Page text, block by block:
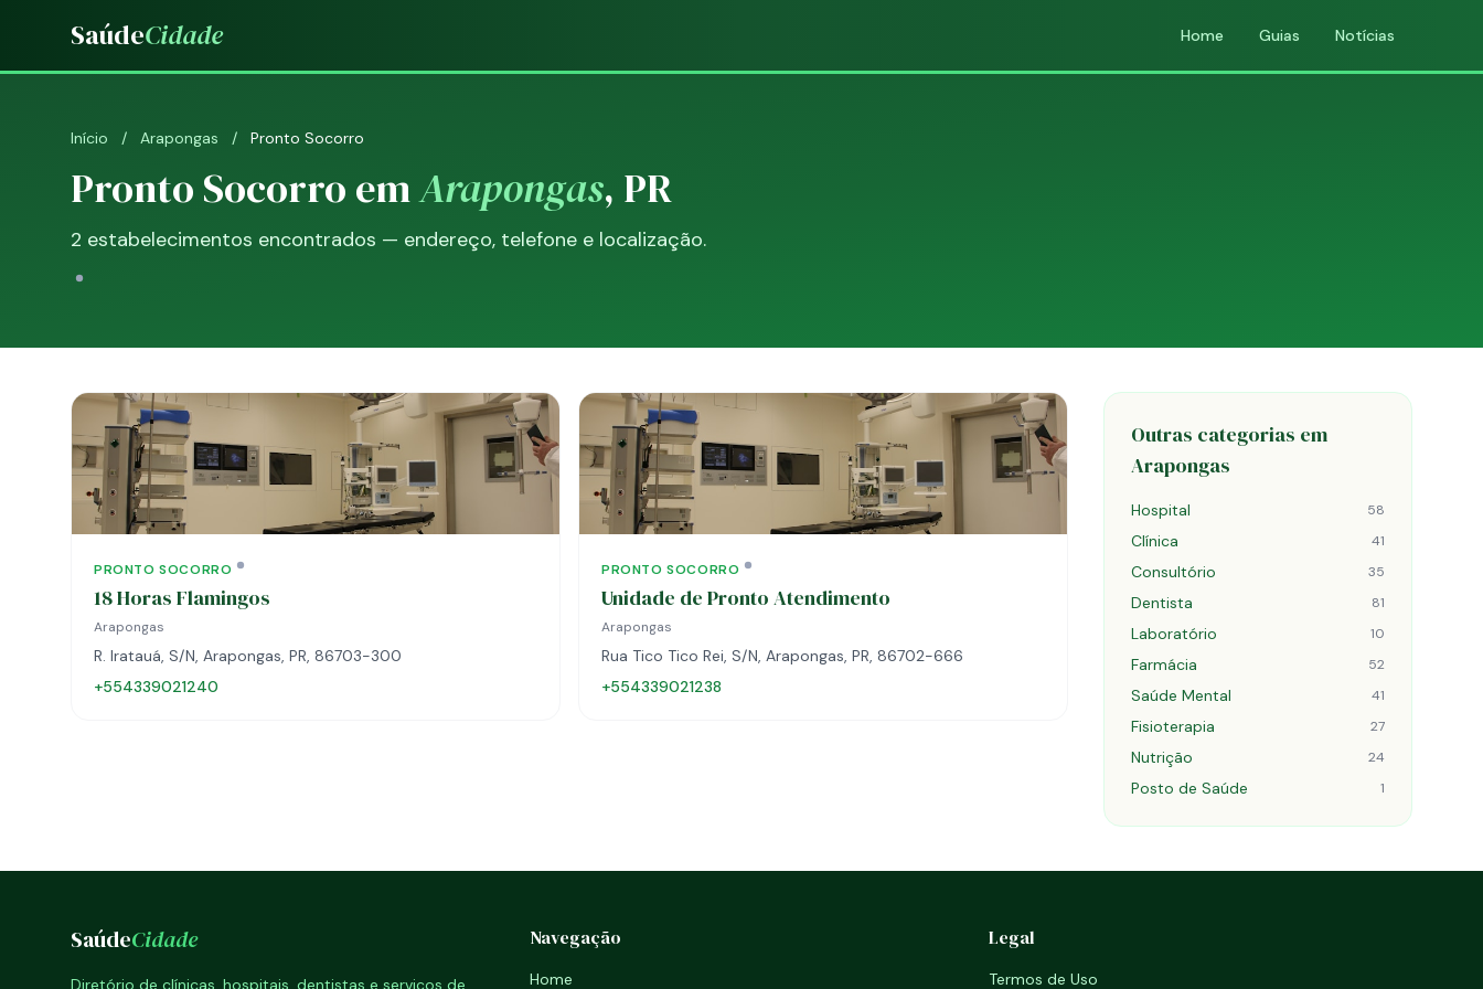
SaúdeCidade Home Guias Notícias
Início / Arapongas / Pronto Socorro
Pronto Socorro emArapongas, PR
2 estabelecimentos encontrados — endereço, telefone e localização.
PRONTO SOCORRO
18 Horas Flamingos
Arapongas
R. Iratauá, S/N, Arapongas, PR, 86703-300
+554339021240
PRONTO SOCORRO
Unidade de Pronto Atendimento
Arapongas
Rua Tico Tico Rei, S/N, Arapongas, PR, 86702-666
+554339021238
Outras categorias em
Arapongas
Hospital 58
Clínica 41
Consultório 35
Dentista 81
Laboratório 10
Farmácia 52
Saúde Mental 41
Fisioterapia 27
Nutrição 24
Posto de Saúde 1
SaúdeCidade
Diretório de clínicas, hospitais, dentistas e serviços de
Navegação
Home
Legal
Termos de Uso